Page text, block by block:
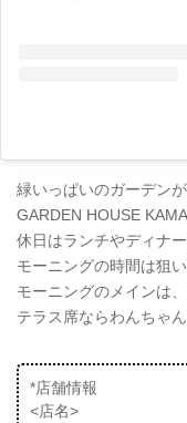
緑いっぱいのガーデン
GARDEN HOUSE
休日はランチやディナ
モーニングの時間は狙
モーニングのメインは
テラス席ならわんちゃ
*店舗情報
<店名>